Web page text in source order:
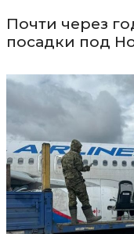
Почти через
посадки под